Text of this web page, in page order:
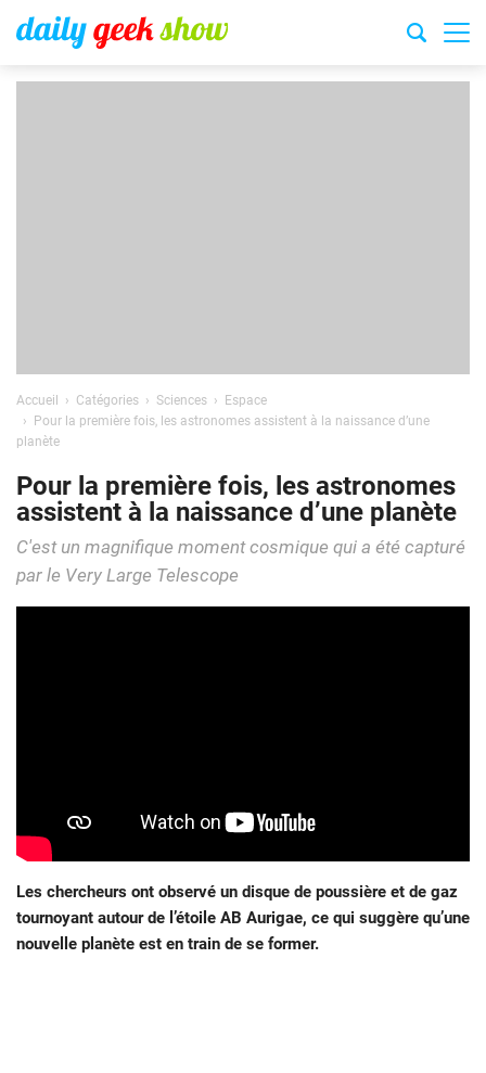
Accueil Catégories Sciences
Espace
Pour la première fois, les astronomes assistent à la naissance d’une
planète
Pour la première fois, les astronomes
assistent à la naissance d’une planète
C'est un magnifique moment cosmique qui a été capturé
par le Very Large Telescope
Les chercheurs ont observé un disque de poussière et de gaz
tournoyant autour de l’étoile AB Aurigae, ce qui suggère qu’une
nouvelle planète est en train de se former.